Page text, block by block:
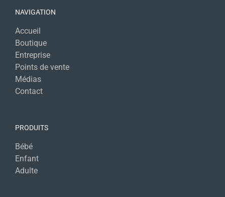
NAVIGATION
Accueil
Boutique
Entreprise
Points de vente
Médias
Contact
PRODUITS
Bébé
Enfant
Adulte